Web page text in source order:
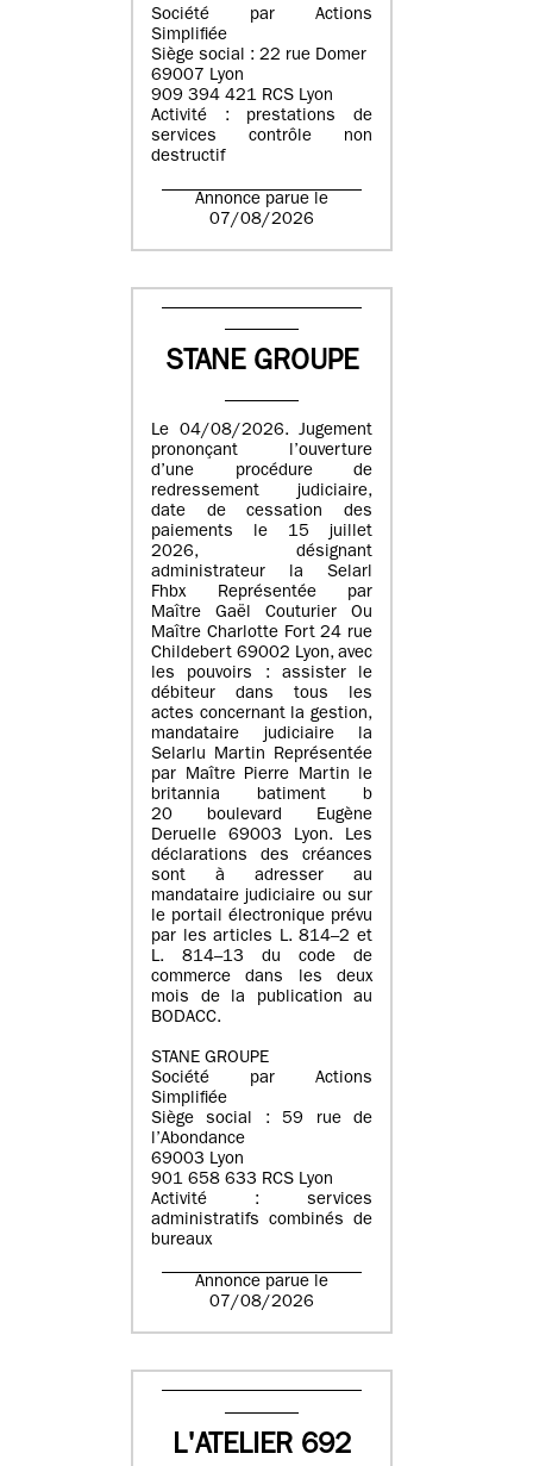
Société par Actions
Simplifiée
Siège social : 22 rue Domer
69007 Lyon
909 394 421 RCS Lyon
Activité : prestations de
services contrôle non
destructif
Annonce parue le
07/08/2026
STANE GROUPE
Le 04/08/2026. Jugement
prononçant l’ouverture
d’une procédure de
redressement judiciaire,
date de cessation des
paiements le 15 juillet
2026, désignant
administrateur la Selarl
Fhbx Représentée par
Maître Gaël Couturier Ou
Maître Charlotte Fort 24 rue
Childebert 69002 Lyon, avec
les pouvoirs : assister le
débiteur dans tous les
actes concernant la gestion,
mandataire judiciaire la
Selarlu Martin Représentée
par Maître Pierre Martin le
britannia batiment b
20 boulevard Eugène
Deruelle 69003 Lyon. Les
déclarations des créances
sont à adresser au
mandataire judiciaire ou sur
le portail électronique prévu
par les articles L. 814–2 et
L. 814–13 du code de
commerce dans les deux
mois de la publication au
BODACC.
STANE GROUPE
Société par Actions
Simplifiée
Siège social : 59 rue de
l’Abondance
69003 Lyon
901 658 633 RCS Lyon
Activité : services
administratifs combinés de
bureaux
Annonce parue le
07/08/2026
L'ATELIER 692